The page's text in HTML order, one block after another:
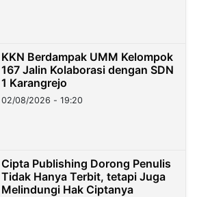
KKN Berdampak UMM Kelompok
167 Jalin Kolaborasi dengan SDN
1 Karangrejo
02/08/2026 - 19:20
Cipta Publishing Dorong Penulis
Tidak Hanya Terbit, tetapi Juga
Melindungi Hak Ciptanya